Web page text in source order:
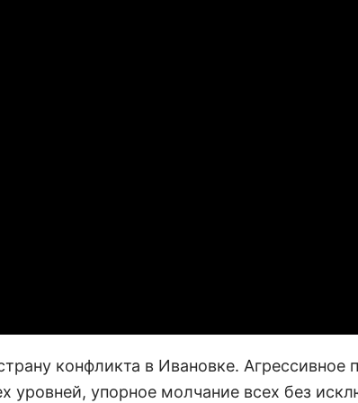
конфликта в Ивановке. Агрессивное
уровней, упорное молчание всех без